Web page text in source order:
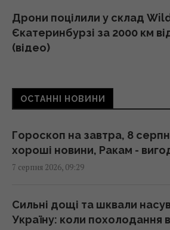
Дрони поцілили у склад
Єкатеринбурзі за 2000 км
(відео)
"Люта нічка 2": вийшов
Гарбором (відео)
09:11 п'ятниця, 07 серпня 2026
що з ними робити після
09:00 п'ятниця, 07 серпня 2026
ОСТАННІ НОВИНИ
Гороскоп на завтра, 8
хороші новини, Ракам -
7 серпня 2026, 09:29
Сильні дощі та шквали
Україну: коли похолодання